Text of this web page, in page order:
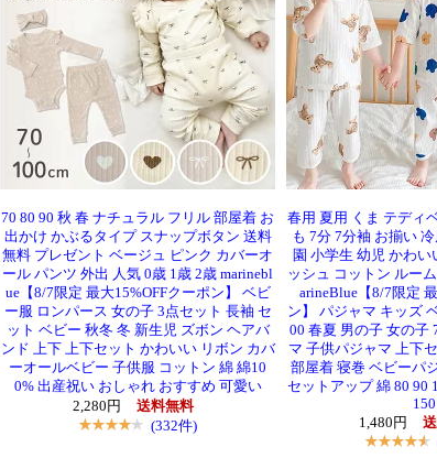
70 80 90 秋 春 ナチュラル フリル 部屋着 お
出かけ かぶるタイプ スナップボタン 送料
無料 プレゼント ベージュ ピンク カバーオ
ール パンツ 外出 人気 0歳 1歳 2歳 marinebl
ue【8/7限定 最大15%OFFクーポン】 ベビ
ー服 ロンパース 女の子 3点セット 長袖 セ
ット ベビー 秋冬 冬 新生児 ズボン ヘアバ
ンド 上下 上下セット かわいい リボン カバ
ーオールベビー 子供服 コットン 綿 綿10
0% 出産祝い おしゃれ おすすめ 可愛い
2,280円
送料無料
(332件)
春用 夏用 くま テディ
も 7分 7分袖 お揃い
園 小学生 幼児 かわい
ッシュ コットン ルー
arineBlue【8/7限定
ン】 パジャマ キッズ
00 春夏 男の子 女の子
マ 子供パジャマ 上下
部屋着 寝巻 ベビーパ
セットアップ 綿 80 90
150
1,480円